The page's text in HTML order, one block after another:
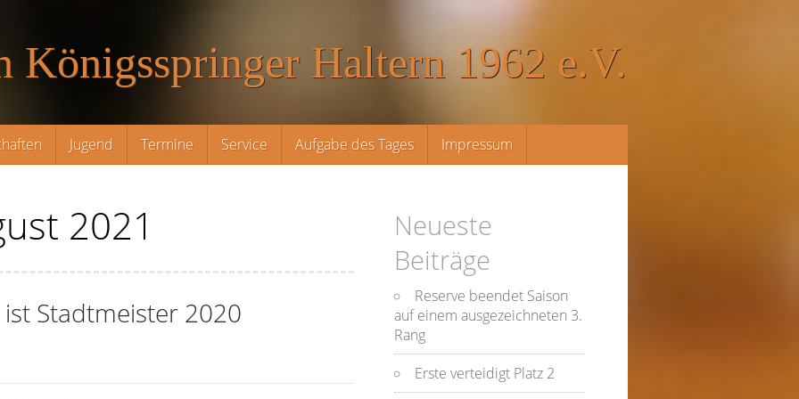
Königsspringer Haltern 1962 e.V.
Jugend Termine Service Aufgabe des Tages Impressum
2021
Stadtmeister 2020
Neueste
Beiträge
Reserve beendet Saison
auf einem ausgezeichneten 3.
Rang
Erste verteidigt Platz 2